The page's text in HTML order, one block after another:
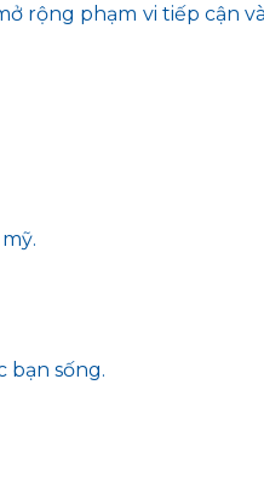
rộng phạm vi tiếp cận
bạn sống.